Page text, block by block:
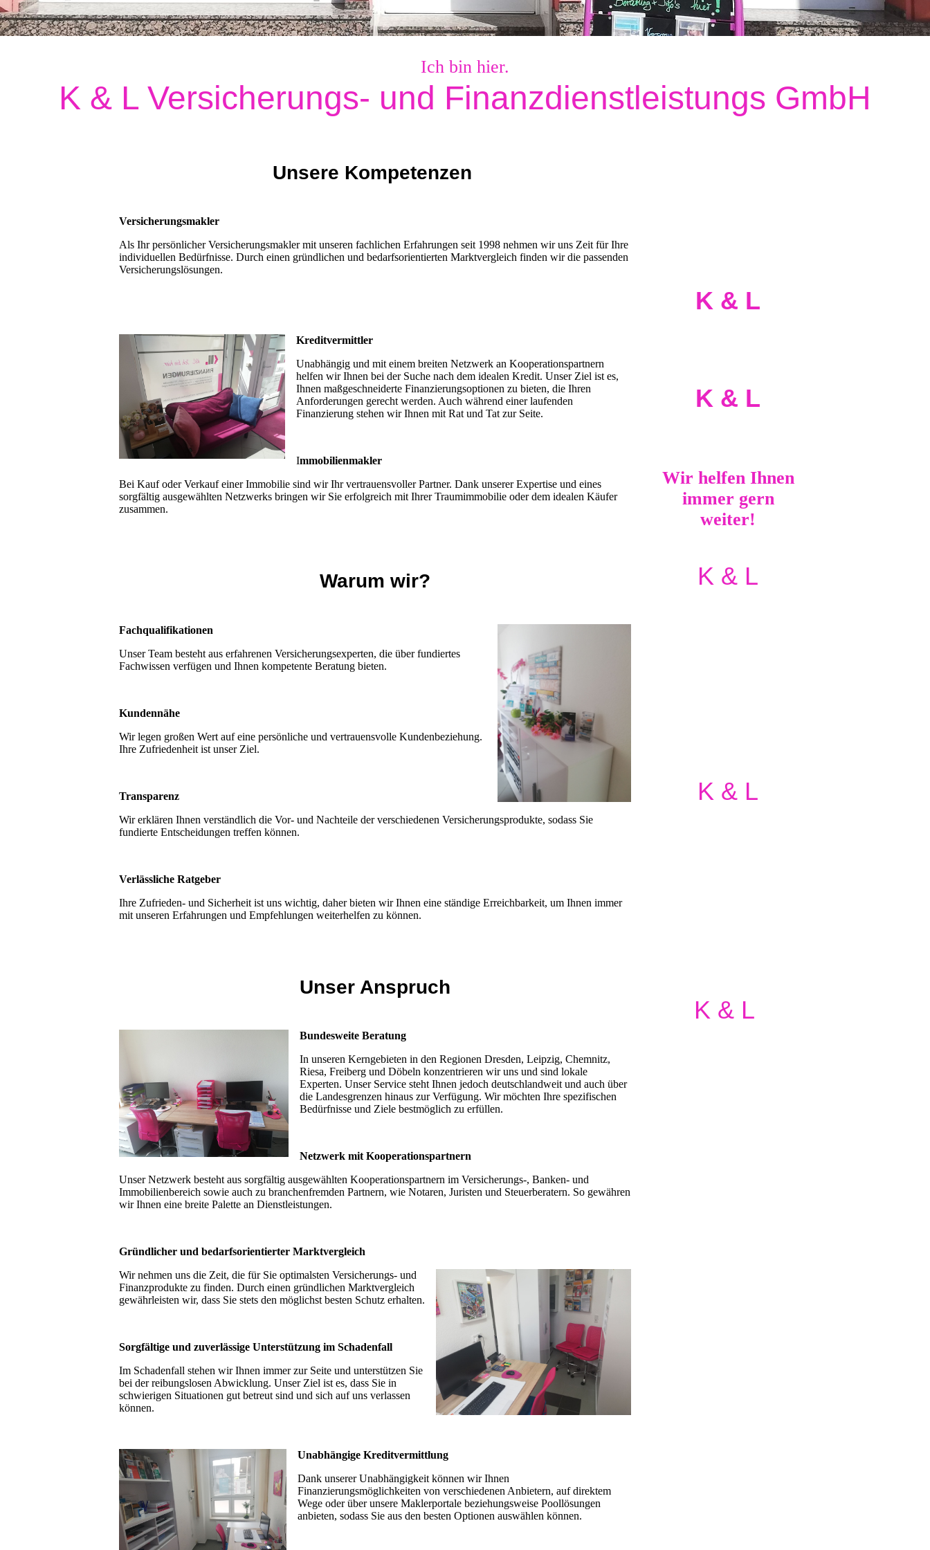
Ich bin hier.
K & L Versicherungs- und Finanzdienstleistungs GmbH
Unsere Kompetenzen
Versicherungsmakler
Als Ihr persönlicher Versicherungsmakler mit unseren fachlichen Erfahrungen seit 1998 nehmen wir uns Zeit für Ihre
individuellen Bedürfnisse. Durch einen gründlichen und bedarfsorientierten Marktvergleich finden wir die passenden
Versicherungslösungen.
Kreditvermittler
Unabhängig und mit einem breiten Netzwerk an Kooperationspartnern
helfen wir Ihnen bei der Suche nach dem idealen Kredit. Unser Ziel ist es,
Ihnen maßgeschneiderte Finanzierungsoptionen zu bieten, die Ihren
Anforderungen gerecht werden. Auch während einer laufenden
Finanzierung stehen wir Ihnen mit Rat und Tat zur Seite.
Immobilienmakler
Bei Kauf oder Verkauf einer Immobilie sind wir Ihr vertrauensvoller Partner. Dank unserer Expertise und eines
sorgfältig ausgewählten Netzwerks bringen wir Sie erfolgreich mit Ihrer Traumimmobilie oder dem idealen Käufer
zusammen.
Warum wir?
Fachqualifikationen
Unser Team besteht aus erfahrenen Versicherungsexperten, die über fundiertes
Fachwissen verfügen und Ihnen kompetente Beratung bieten.
Kundennähe
Wir legen großen Wert auf eine persönliche und vertrauensvolle Kundenbeziehung.
Ihre Zufriedenheit ist unser Ziel.
Transparenz
Wir erklären Ihnen verständlich die Vor- und Nachteile der verschiedenen Versicherungsprodukte, sodass Sie
fundierte Entscheidungen treffen können.
Verlässliche Ratgeber
Ihre Zufrieden- und Sicherheit ist uns wichtig, daher bieten wir Ihnen eine ständige Erreichbarkeit, um Ihnen immer
mit unseren Erfahrungen und Empfehlungen weiterhelfen zu können.
Unser Anspruch
Bundesweite Beratung
In unseren Kerngebieten in den Regionen Dresden, Leipzig, Chemnitz,
Riesa, Freiberg und Döbeln konzentrieren wir uns und sind lokale
Experten. Unser Service steht Ihnen jedoch deutschlandweit und auch über
die Landesgrenzen hinaus zur Verfügung. Wir möchten Ihre spezifischen
Bedürfnisse und Ziele bestmöglich zu erfüllen.
Netzwerk mit Kooperationspartnern
Unser Netzwerk besteht aus sorgfältig ausgewählten Kooperationspartnern im Versicherungs-, Banken- und
Immobilienbereich sowie auch zu branchenfremden Partnern, wie Notaren, Juristen und Steuerberatern. So gewähren
wir Ihnen eine breite Palette an Dienstleistungen.
Gründlicher und bedarfsorientierter Marktvergleich
Wir nehmen uns die Zeit, die für Sie optimalsten Versicherungs- und
Finanzprodukte zu finden. Durch einen gründlichen Marktvergleich
gewährleisten wir, dass Sie stets den möglichst besten Schutz erhalten.
Sorgfältige und zuverlässige Unterstützung im Schadenfall
Im Schadenfall stehen wir Ihnen immer zur Seite und unterstützen Sie
bei der reibungslosen Abwicklung. Unser Ziel ist es, dass Sie in
schwierigen Situationen gut betreut sind und sich auf uns verlassen
können.
Unabhängige Kreditvermittlung
Dank unserer Unabhängigkeit können wir Ihnen
Finanzierungsmöglichkeiten von verschiedenen Anbietern, auf direktem
Wege oder über unsere Maklerportale beziehungsweise Poollösungen
anbieten, sodass Sie aus den besten Optionen auswählen können.
K & L
K & L
Wir helfen Ihnen
immer gern
weiter!
K & L
K & L
K & L